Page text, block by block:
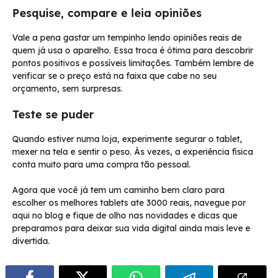
Pesquise, compare e leia opiniões
Vale a pena gastar um tempinho lendo opiniões reais de
quem já usa o aparelho. Essa troca é ótima para descobrir
pontos positivos e possíveis limitações. Também lembre de
verificar se o preço está na faixa que cabe no seu
orçamento, sem surpresas.
Teste se puder
Quando estiver numa loja, experimente segurar o tablet,
mexer na tela e sentir o peso. Às vezes, a experiência física
conta muito para uma compra tão pessoal.
Agora que você já tem um caminho bem claro para
escolher os melhores tablets ate 3000 reais, navegue por
aqui no blog e fique de olho nas novidades e dicas que
preparamos para deixar sua vida digital ainda mais leve e
divertida.